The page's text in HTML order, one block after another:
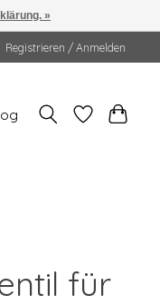
Registrieren / Anmelden
für
»